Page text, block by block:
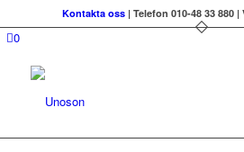
Kontakta oss| Telefon 010-48 33 880 |
0